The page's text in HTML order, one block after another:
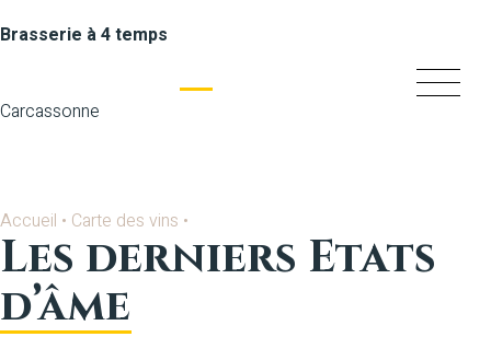
Brasserie à 4 temps
Carcassonne
Accueil • Carte des vins •
Les derniers Etats
d’âme